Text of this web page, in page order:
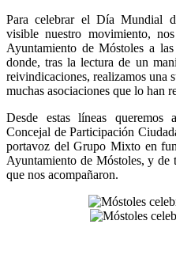
Para celebrar el Día Mundial
visible nuestro movimiento,
Ayuntamiento de Móstoles a
donde, tras la lectura de un
reivindicaciones, realizamos una
muchas asociaciones que lo han
Desde estas líneas queremos
Concejal de Participación
portavoz del Grupo Mixto en
Ayuntamiento de Móstoles, y de
que nos acompañaron.